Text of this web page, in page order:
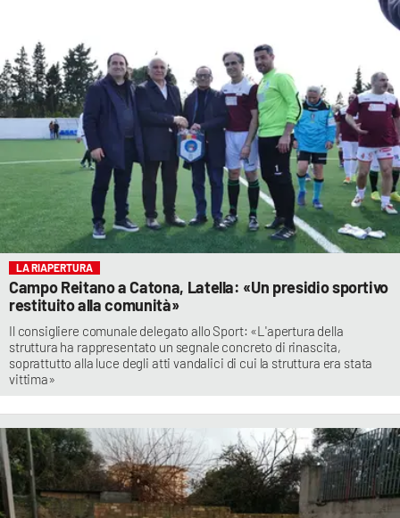
LA RIAPERTURA
Campo Reitano a Catona, Latella: «Un presidio sportivo
restituito alla comunità»
Il consigliere comunale delegato allo Sport: «L'apertura della
struttura ha rappresentato un segnale concreto di rinascita,
soprattutto alla luce degli atti vandalici di cui la struttura era stata
vittima»